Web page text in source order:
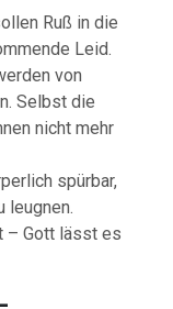
Ruß in die
Leid.
von
Selbst die
nicht mehr
spürbar,
leugnen.
– Gott lässt es